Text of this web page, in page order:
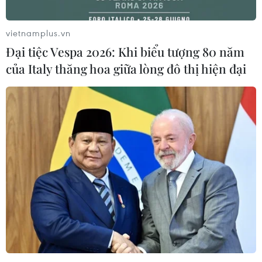
Thượng tướng Nguyễn Văn Long, Ủy viên Trung ương Đảng,
Thứ trưởng Bộ Công an phát biểu. (Ảnh: Phạm Kiên/TTXVN)
Đây là những điểm Việt Nam vẫn đang trong
quá trình hoàn thiện, nhất là đối với nhóm
vietnamplus.vn
Đại tiệc Vespa 2026: Khi biểu tượng 80 năm
của Italy thăng hoa giữa lòng đô thị hiện đại